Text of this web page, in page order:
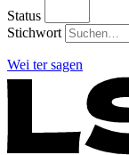
Status
Stichwort
Wei ter sagen